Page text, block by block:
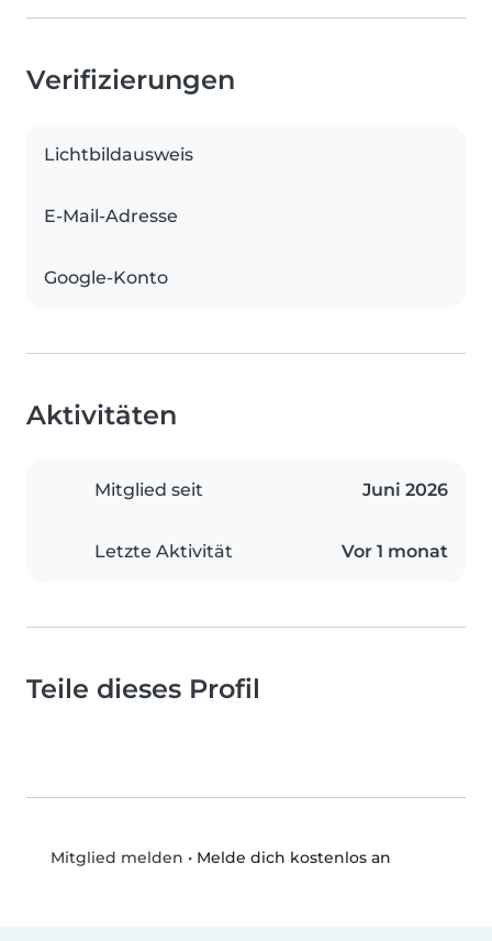
Verifizierungen
Lichtbildausweis
E-Mail-Adresse
Google-Konto
Aktivitäten
Mitglied seit Juni 2026
Letzte Aktivität Vor 1 monat
Teile dieses Profil
Mitglied melden • Melde dich kostenlos an